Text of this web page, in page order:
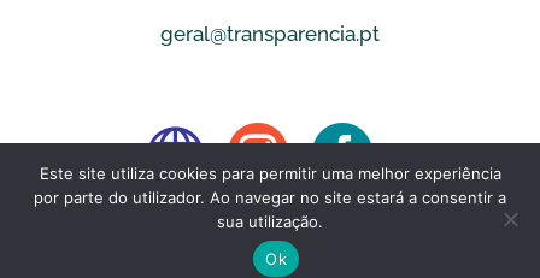
geral@transparencia.pt
  
Este site utiliza cookies para permitir uma melhor experiência
por parte do utilizador. Ao navegar no site estará a consentir a
sua utilização.
Ok